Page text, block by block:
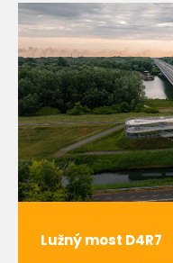
Lužný most D4R7